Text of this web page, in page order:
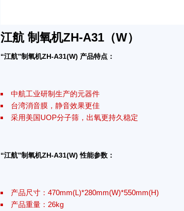
江航 制氧机ZH-A31（W）
“江航”制氧机ZH-A31(W) 产品特点：
中航工业研制生产的元器件
台湾消音膜，静音效果更佳
采用美国UOP分子筛，出氧更持久稳定
“江航”制氧机ZH-A31(W) 性能参数：
产品尺寸：470mm(L)*280mm(W)*550mm(H)
产品重量：26kg